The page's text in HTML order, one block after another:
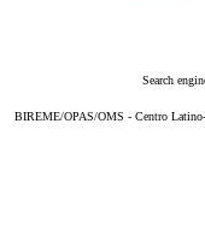
Search
BIREME/OPAS/OMS - Centro Latino-